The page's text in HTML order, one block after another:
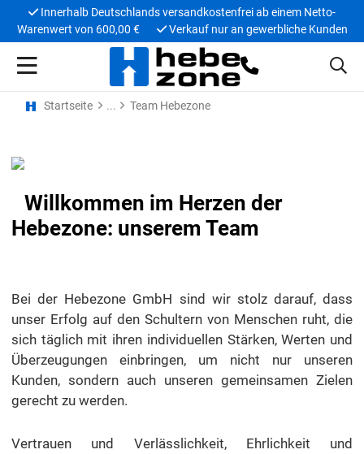
Innerhalb Deutschlands versandkostenfrei ab einem Netto-
Warenwert von 600,00 €
Verkauf nur an gewerbliche Kunden
Startseite Team Hebezone
Willkommen im Herzen der
Hebezone: unserem Team
Bei der Hebezone GmbH sind wir stolz darauf, dass
unser Erfolg auf den Schultern von Menschen ruht, die
sich täglich mit ihren individuellen Stärken, Werten und
Überzeugungen einbringen, um nicht nur unseren
Kunden, sondern auch unseren gemeinsamen Zielen
gerecht zu werden.
Vertrauen und Verlässlichkeit, Ehrlichkeit und